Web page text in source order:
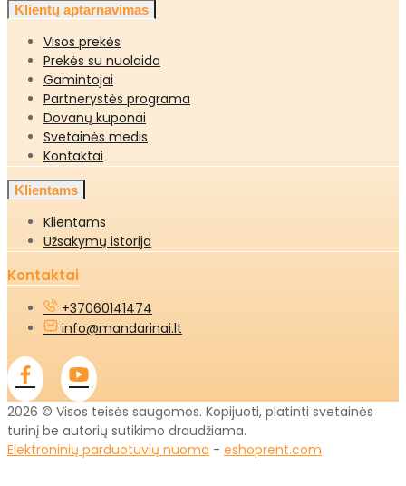
Klientų aptarnavimas
Visos prekės
Prekės su nuolaida
Gamintojai
Partnerystės programa
Dovanų kuponai
Svetainės medis
Kontaktai
Klientams
Klientams
Užsakymų istorija
Kontaktai
+37060141474
info@mandarinai.lt
2026 © Visos teisės saugomos. Kopijuoti, platinti svetainės
turinį be autorių sutikimo draudžiama.
Elektroninių parduotuvių nuoma - eshoprent.com